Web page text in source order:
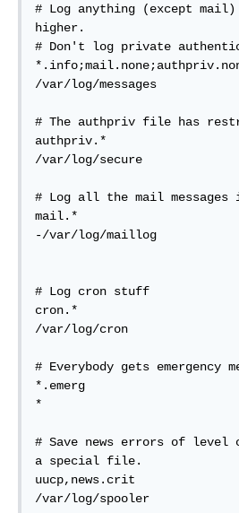
# Log anything (except
higher.
# Don't log private
/var/log/messages
# The authpriv file has
authpriv.*
/var/log/secure
# Log all the mail
mail.*
-/var/log/maillog
# Log cron stuff
cron.*
/var/log/cron
# Everybody gets emergency
*.emerg
*
# Save news errors of
a special file.
uucp,news.crit
/var/log/spooler